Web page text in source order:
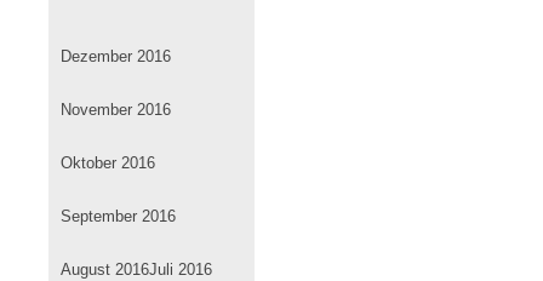
Dezember 2016
November 2016
Oktober 2016
September 2016
August 2016Juli 2016